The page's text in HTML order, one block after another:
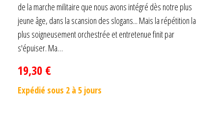
de la marche militaire que nous avons intégré dès notre plus
jeune âge, dans la scansion des slogans... Mais la répétition la
plus soigneusement orchestrée et entretenue finit par
s'épuiser. Ma…
19,30 €
Expédié sous 2 à 5 jours